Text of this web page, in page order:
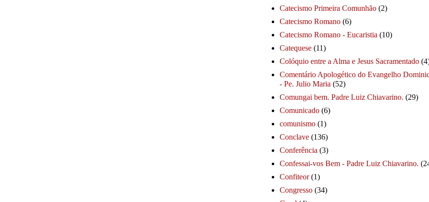
Catecismo Primeira Comunhão (2)
Catecismo Romano (6)
Catecismo Romano - Eucaristia (10)
Catequese (11)
Colóquio entre a Alma e Jesus Sacramentado
Comentário Apologético do Evangelho
- Pe. Julio Maria (52)
Comungai bem. Padre Luiz Chiavarino. (29)
Comunicado (6)
comunismo (1)
Conclave (136)
Conferência (3)
Confessai-vos Bem - Padre Luiz Chiavarino.
Confiteor (1)
Congresso (34)